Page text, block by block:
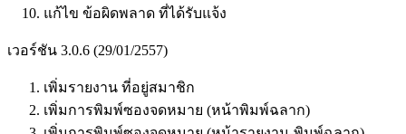
แก้ไข ข้อผิดพลาด ที่ได้รับแจ้ง
เวอร์ชัน 3.0.6 (29/01/2557)
เพิ่มรายงาน ที่อยู่สมาชิก
เพิ่มการพิมพ์ซองจดหมาย (หน้าพิมพ์ฉลาก)